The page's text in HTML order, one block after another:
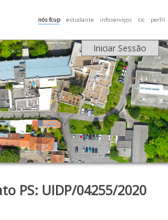
nós fcup estudante infoserviços tic perfil
Iniciar Sessão
PS: UIDP/04255/2020